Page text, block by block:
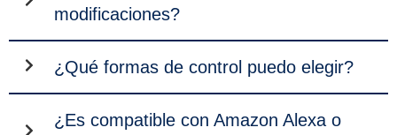
modificaciones?
¿Qué formas de control puedo elegir?
¿Es compatible con Amazon Alexa o